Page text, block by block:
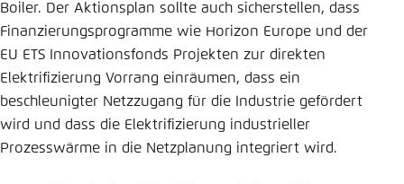
Boiler. Der Aktionsplan sollte auch sicherstellen, dass
Finanzierungsprogramme wie Horizon Europe und der
EU ETS Innovationsfonds Projekten zur direkten
Elektrifizierung Vorrang einräumen, dass ein
beschleunigter Netzzugang für die Industrie gefördert
wird und dass die Elektrifizierung industrieller
Prozesswärme in die Netzplanung integriert wird.